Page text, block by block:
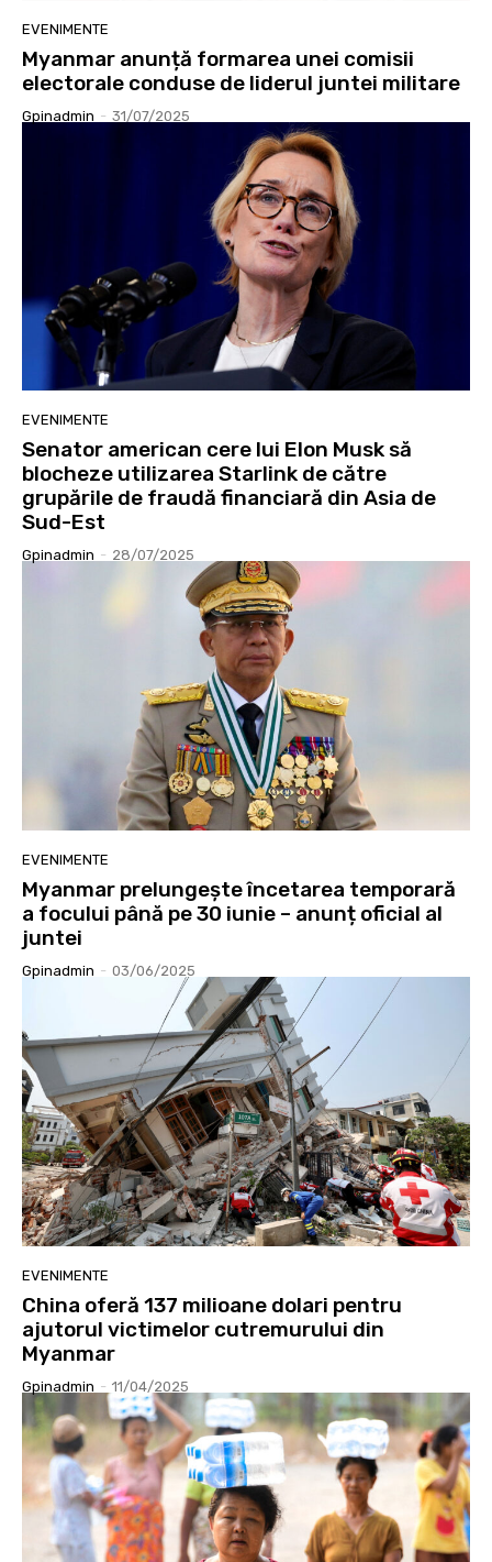
EVENIMENTE
Myanmar anunță formarea unei comisii
electorale conduse de liderul juntei militare
Gpinadmin - 31/07/2025
EVENIMENTE
Senator american cere lui Elon Musk să
blocheze utilizarea Starlink de către
grupările de fraudă financiară din Asia de
Sud-Est
Gpinadmin - 28/07/2025
EVENIMENTE
Myanmar prelungește încetarea temporară
a focului până pe 30 iunie – anunț oficial al
juntei
Gpinadmin - 03/06/2025
EVENIMENTE
China oferă 137 milioane dolari pentru
ajutorul victimelor cutremurului din
Myanmar
Gpinadmin - 11/04/2025